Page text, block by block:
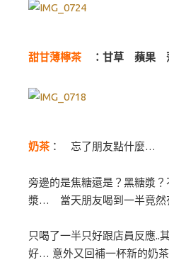
甜甘薄檸茶：甘草 蘋果
奶茶： 忘了朋友點什麼…
旁邊的是焦糖還是？黑糖漿
漿… 當天朋友喝到一半竟然
只喝了一半只好跟店員反應..
好… 意外又回補一杯新的奶